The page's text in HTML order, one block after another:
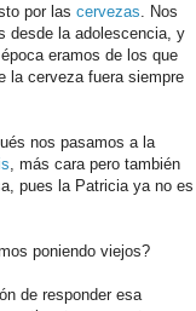
por lascervezas . Nos
desde la adolescencia, y
eramos de los que
la cerveza fuera siempre
nos pasamos a la
, más cara pero también
pues la Patricia ya no es
poniendo viejos?
de responder esa